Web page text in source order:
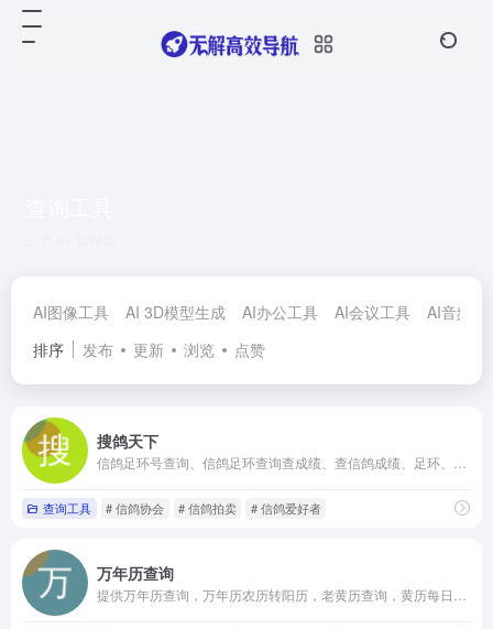
AI图像工具 AI 3D模型生成 AI办公工具 AI会议工具
AI音频工
排序
发布 更新 浏览 点赞
搜鸽天下
查询工具 # 信鸽协会 # 信鸽拍卖 # 信鸽爱好者
万年历查询